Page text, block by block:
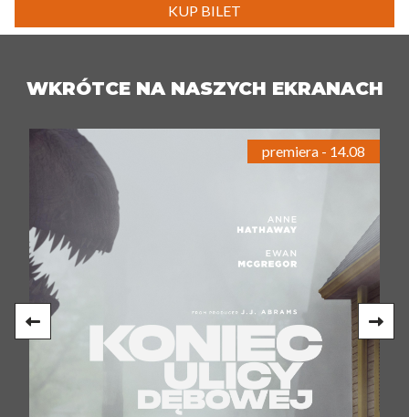
KUP BILET
WKRÓTCE NA NASZYCH EKRANACH
premiera - 14.08